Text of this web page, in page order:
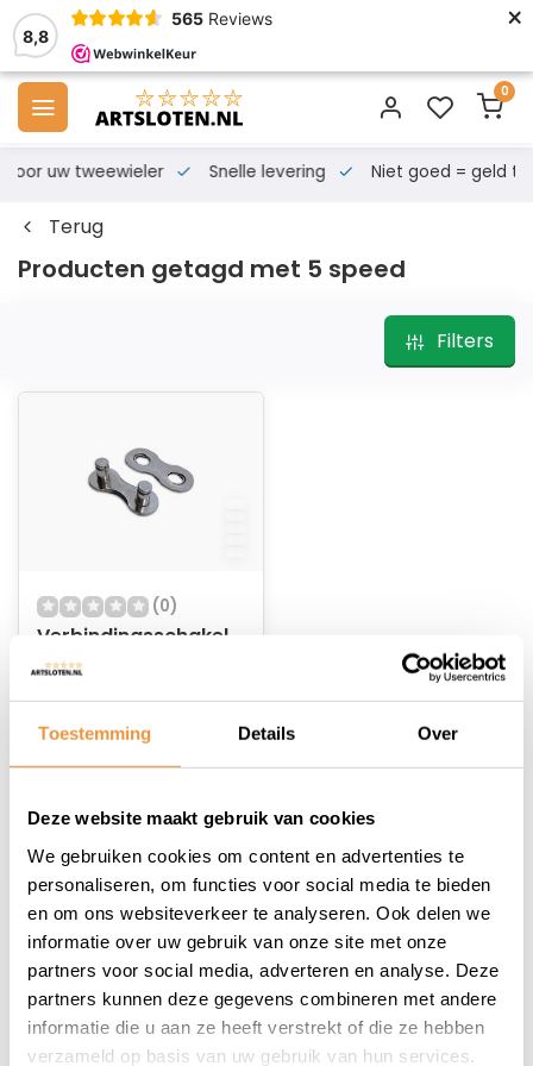
Toestemming Details Over
Deze website maakt gebruik van cookies
We gebruiken cookies om content en advertenties te
personaliseren, om functies voor social media te bieden
en om ons websiteverkeer te analyseren. Ook delen we
informatie over uw gebruik van onze site met onze
partners voor social media, adverteren en analyse. Deze
partners kunnen deze gegevens combineren met andere
informatie die u aan ze heeft verstrekt of die ze hebben
verzameld op basis van uw gebruik van hun services.
8,8
565 Reviews ×
0
voor uw tweewieler Snelle levering Niet goed = geld
Terug
Producten getagd met 5 speed
Filters
(0)
Verbindingsschakel
(5-6-7 speed)
Niet op voorraad
9,08
1